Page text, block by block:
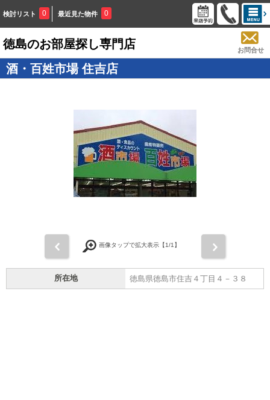
検討リスト 0 最近見た物件 0
徳島のお部屋探し専門店 お問合せ
酒・百姓市場 住吉店
前 画像タップで拡大表示【1/1】
所在地 徳島県徳島市住吉４丁目４－３８